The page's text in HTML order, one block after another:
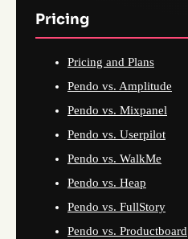
Pricing
Pricing and Plans
Pendo vs. Amplitude
Pendo vs. Mixpanel
Pendo vs. Userpilot
Pendo vs. WalkMe
Pendo vs. Heap
Pendo vs. FullStory
Pendo vs. Productboard